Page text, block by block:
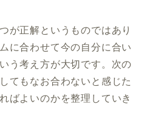
が正解というものではあり
に合わせて今の自分に合い
う考え方が大切です。次の
てもなお合わないと感じた
ばよいのかを整理していき